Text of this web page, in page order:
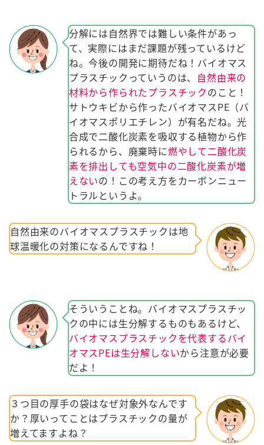
分解には自然界では難しい条件があっ
て、実際にはまだ課題が残っているけど
ね。今後の開発に期待だね！バイオマス
プラスチックっていうのは、 自然由来の
材料から作られたプラスチックのこと！
サトウキビから作ったバイオマスPE（バ
イオマスポリエチレン）が有名だね。光
合成で二酸化炭素を吸収する植物から作
られるから、廃棄時に燃やして二酸化炭
素を排出しても空気中の二酸化炭素が増
えないの！この考え方をカーボンニュー
トラルというよ。
自然由来のバイオマスプラスチックは地
球温暖化の対策になるんですね！
そういうことね。バイオマスプラスチッ
クの中には生分解するものもあるけど、
バイオマスプラスチックを代表するバイ
オマスPEは生分解しないから注意が必要
だよ！
３つ目の厚手の袋はなぜ対象外なんです
か？厚いってことはプラスチックの量が
増えてますよね？